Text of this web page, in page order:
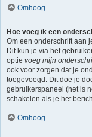
Omhoog
Hoe voeg ik een
Om een onderschrift aan
Dit kun je via het
optie voeg mijn
ook voor zorgen dat je
toegevoegd. Dit doe je
gebruikerspaneel (het is
schakelen als je het
Omhoog